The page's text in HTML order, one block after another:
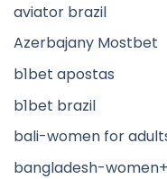
aviator brazil
Azerbajany Mostbet
b1bet apostas
b1bet brazil
bali-women for
bangladesh-